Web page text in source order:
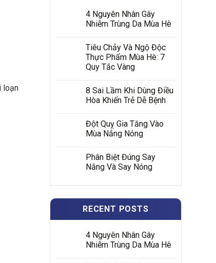
loạn
4 Nguyên Nhân Gây
Nhiễm Trùng Da Mùa Hè
Tiêu Chảy Và Ngộ Độc
Thực Phẩm Mùa Hè: 7
Quy Tắc Vàng
8 Sai Lầm Khi Dùng Điều
Hòa Khiến Trẻ Dễ Bệnh
Đột Quỵ Gia Tăng Vào
Mùa Nắng Nóng
Phân Biệt Đúng Say
Nắng Và Say Nóng
RECENT POSTS
4 Nguyên Nhân Gây
Nhiễm Trùng Da Mùa Hè